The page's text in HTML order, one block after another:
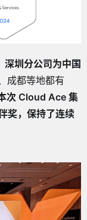
深圳分公司为中国
成都等地都有
次 Cloud Ace 集
奖，保持了连续